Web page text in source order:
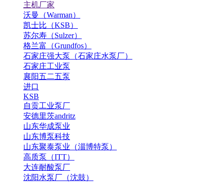
主机厂家
沃曼（Warman）
凯士比（KSB）
苏尔寿（Sulzer）
格兰富（Grundfos）
石家庄强大泵（石家庄水泵厂）
石家庄工业泵
襄阳五二五泵
进口
KSB
自贡工业泵厂
安德里茨andritz
山东华成泵业
山东博泵科技
山东聚泰泵业（淄博特泵）
高质泵（ITT）
大连耐酸泵厂
沈阳水泵厂（沈鼓）